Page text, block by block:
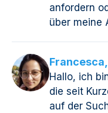
anfordern
über meine
Hallo, ich
die seit
auf der